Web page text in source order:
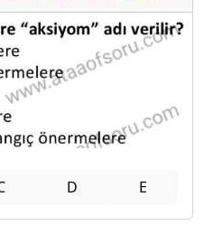
D E